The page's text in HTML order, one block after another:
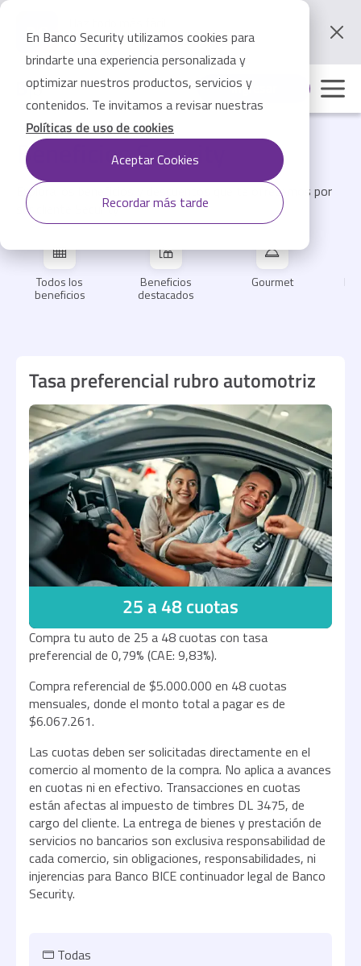
En Banco Security utilizamos cookies para
brindarte una experiencia personalizada y
optimizar nuestros productos, servicios y
contenidos. Te invitamos a revisar nuestras
Políticas de uso de cookies
Aceptar Cookies
Recordar más tarde
Pasar
contenido
principal
Utiliza tu APP Banco Security aquí
Ingresar
Beneficios Security
Explora los beneficios y descuentos que te ofrecemos por
ser cliente Security
Todos los
beneficios
Beneficios
destacados
Gourmet
Compra tu auto de 25 a 48 cuotas con tasa
preferencial de 0,79% (CAE: 9,83%).
Compra referencial de $5.000.000 en 48 cuotas
mensuales, donde el monto total a pagar es de
$6.067.261.
Las cuotas deben ser solicitadas directamente en el
comercio al momento de la compra. No aplica a avances
en cuotas ni en efectivo. Transacciones en cuotas
están afectas al impuesto de timbres DL 3475, de
cargo del cliente. La entrega de bienes y prestación de
servicios no bancarios son exclusiva responsabilidad de
cada comercio, sin obligaciones, responsabilidades, ni
injerencias para Banco BICE continuador legal de Banco
Security.
Todas
Tasa preferencial rubro automotriz
25 a 48 cuotas